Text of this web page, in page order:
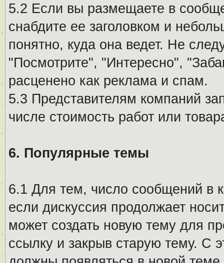
5.2 Если вы размещаете в
снабдите ее заголовком и
понятно, куда она ведет. Не
"Посмотрите", "Интересно",
расценено как реклама и спам.
5.3 Представителям компаний
числе стоимость работ или
6. Популярные темы
6.1 Для тем, число сообщений в
если дискуссия продолжает
может создать новую тему для
ссылку и закрыв старую тему. С